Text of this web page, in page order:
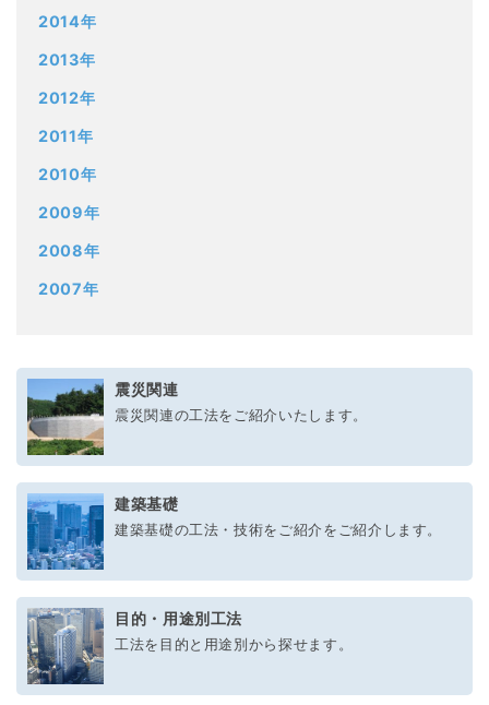
2014年
2013年
2012年
2011年
2010年
2009年
2008年
2007年
震災関連
震災関連の工法をご紹介いたします。
建築基礎
建築基礎の工法・技術をご紹介をご紹介します。
目的・用途別工法
工法を目的と用途別から探せます。